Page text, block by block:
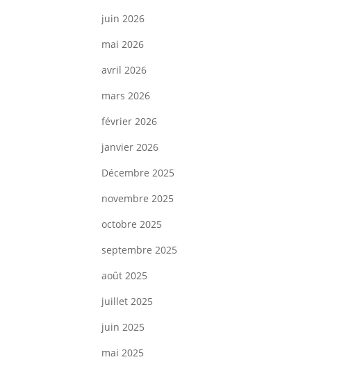
juin 2026
mai 2026
avril 2026
mars 2026
février 2026
janvier 2026
Décembre 2025
novembre 2025
octobre 2025
septembre 2025
août 2025
juillet 2025
juin 2025
mai 2025